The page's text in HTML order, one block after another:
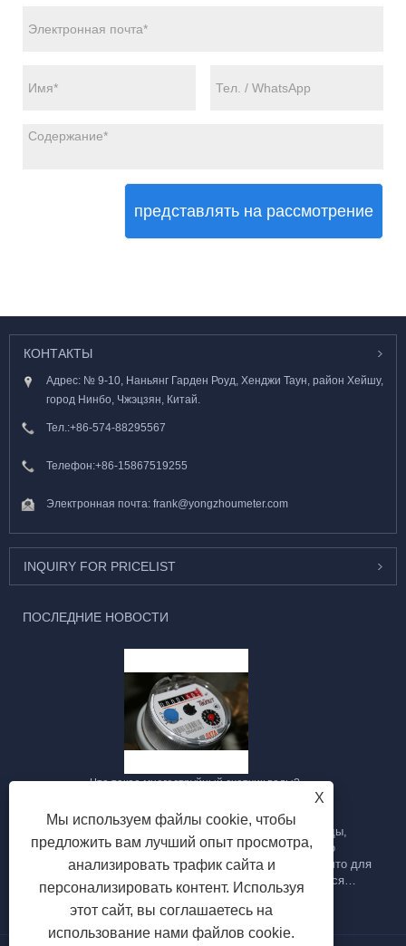
представлять на рассмотрение
КОНТАКТЫ
Адрес: № 9-10, Наньянг Гарден Роуд, Хенджи Таун, район Хейшу,
город Нинбо, Чжэцзян, Китай.
Тел.:+86-574-88295567
Телефон:+86-15867519255
Электронная почта: frank@yongzhoumeter.com
INQUIRY FOR PRICELIST
ПОСЛЕДНИЕ НОВОСТИ
Что такое многоструйный счетчик воды?
Многоструйный счетчик воды – это тип счетчика воды,
предназначенный для измерения расхода воды по
трубопроводу. Его называют «многоструйным», потому что для
измерения скорости потока воды в нем используются
несколько струй или потоков воды. Вот некоторые ключевые
особенности и характеристики многоструйного водомера:
X
Мы используем файлы cookie, чтобы
предложить вам лучший опыт просмотра,
анализировать трафик сайта и
персонализировать контент. Используя
этот сайт, вы соглашаетесь на
использование нами файлов cookie.